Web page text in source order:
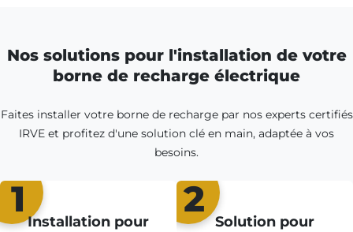
Nos solutions pour l'installation de votre
borne de recharge électrique
Faites installer votre borne de recharge par nos experts certifiés
IRVE et profitez d'une solution clé en main, adaptée à vos
besoins.
1
Installation pour
2
Solution pour